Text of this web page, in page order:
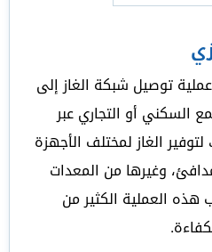
توصيل شبكة الغاز إلى
السكني أو التجاري عبر
الغاز لمختلف الأجهزة
وغيرها من المعدات
هذه العملية الكثير من